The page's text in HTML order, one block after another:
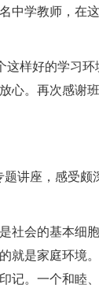
中学教师，在
样好的学习环
。再次感谢
讲座，感受
社会的基本细
就是家庭环境
记。一个和睦